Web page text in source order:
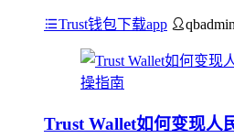
Trust钱包下载app qbadmin
Trust Wallet如何变现人